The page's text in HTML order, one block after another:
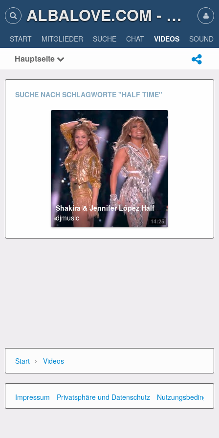
ALBALOVE.COM - ALBA LOVE
START MITGLIEDER SUCHE CHAT VIDEOS SOUNDS
Hauptseite
SUCHE NACH SCHLAGWORTE "HALF TIME"
14:25
Shakira & Jennifer López Halftime Show Full Super Bowl 2020
djmusic
Start › Videos
Impressum Privatsphäre und Datenschutz